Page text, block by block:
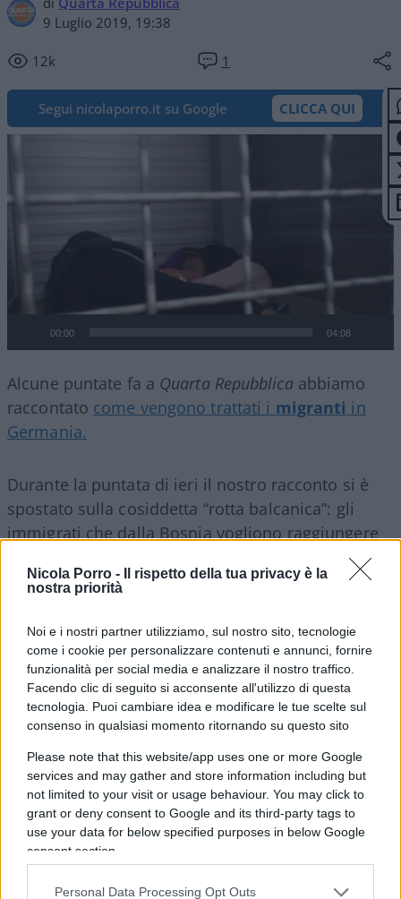
Nicola Porro -
Il rispetto della tua privacy è la
nostra priorità
Noi e i nostri partner utilizziamo, sul nostro sito, tecnologie
come i cookie per personalizzare contenuti e annunci, fornire
funzionalità per social media e analizzare il nostro traffico.
Facendo clic di seguito si acconsente all'utilizzo di questa
tecnologia. Puoi cambiare idea e modificare le tue scelte sul
consenso in qualsiasi momento ritornando su questo sito
Please note that this website/app uses one or more Google
services and may gather and store information including but
not limited to your visit or usage behaviour. You may click to
grant or deny consent to Google and its third-party tags to
use your data for below specified purposes in below Google
consent section.
Personal Data Processing Opt Outs
9 Luglio 2019, 19:38
12k 1
Segui nicolaporro.it su Google CLICCA QUI
00:00 04:08
Alcune puntate fa a Quarta Repubblicaabbiamo
raccontato come vengono trattati i migranti in
Germania.
Durante la puntata di ieri il nostro racconto si è
spostato sulla cosiddetta “rotta balcanica”: gli
immigrati che dalla Bosnia vogliono raggiungere
dalla
polizia e addiritturarinchiusi nelle gabbie
Tra loro anche ibambini.
E questa sarebbe l’Europa che vuole farci la
moralesulla gestione del fenomeno
immigrazione?
Guardate con i vostri occhi il nostro servizio…
Dalla trasmissione dell’8 luglio 2019
#CROAZIA #EUROPA #IMMIGAZIONE